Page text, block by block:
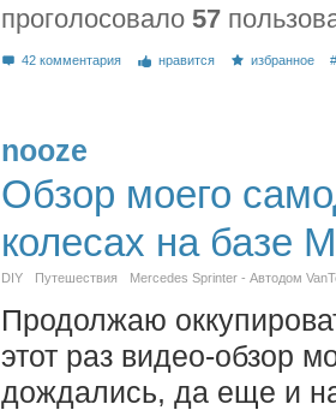
проголосовало 57
42 комментария нравится избранное
nooze
Обзор моего
колесах на базе
DIY Путешествия Mercedes Sprinter - Автодом
Продолжаю
этот раз видео-обзор
дождались, да еще и